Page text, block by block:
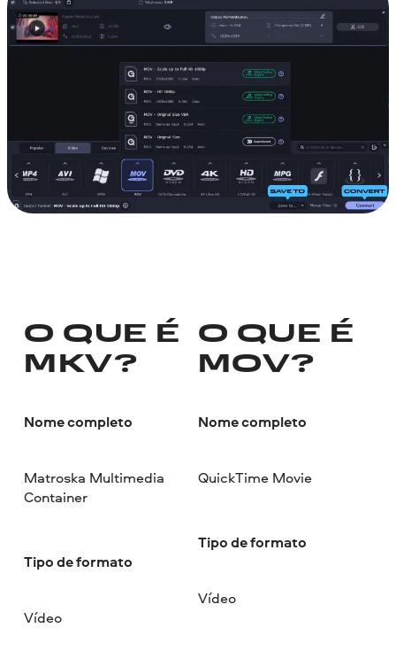
O QUE É
MKV?
Nome completo
Matroska Multimedia
Container
Tipo de formato
Vídeo
O QUE É
MOV?
Nome completo
QuickTime Movie
Tipo de formato
Vídeo